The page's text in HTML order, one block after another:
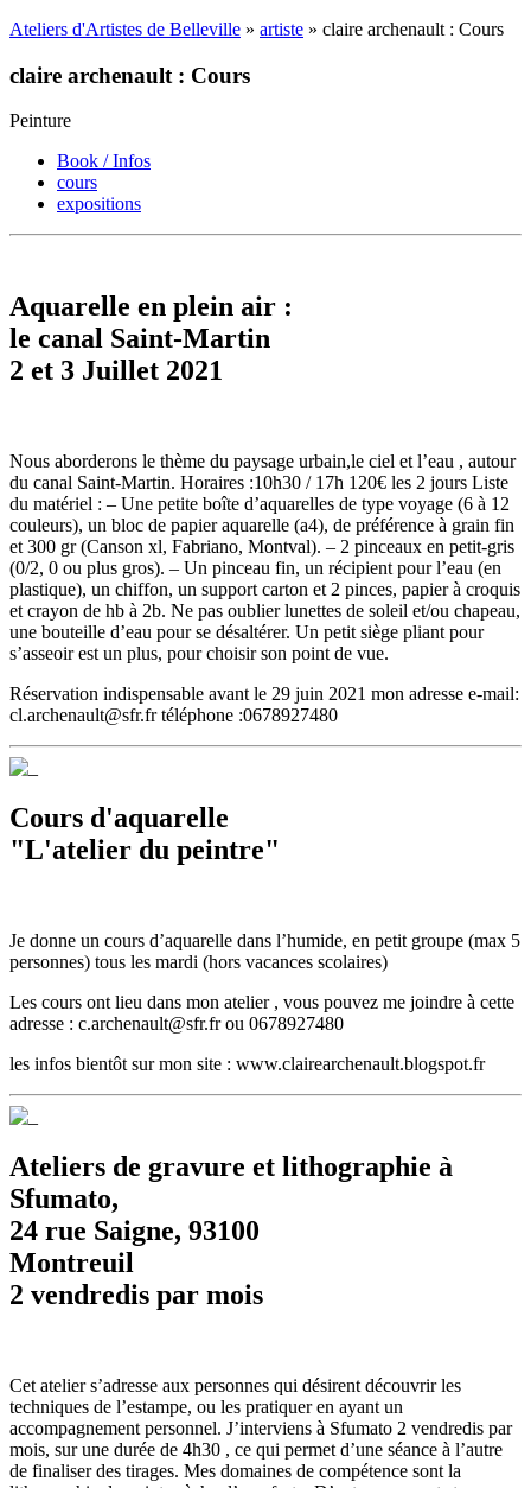
Ateliers d'Artistes de Belleville » artiste » claire archenault : Cours
claire archenault : Cours
Peinture
Book / Infos
cours
expositions
Aquarelle en plein air :
le canal Saint-Martin
2 et 3 Juillet 2021
Nous aborderons le thème du paysage urbain,le ciel et l’eau , autour
du canal Saint-Martin. Horaires :10h30 / 17h 120€ les 2 jours Liste
du matériel : – Une petite boîte d’aquarelles de type voyage (6 à 12
couleurs), un bloc de papier aquarelle (a4), de préférence à grain fin
et 300 gr (Canson xl, Fabriano, Montval). – 2 pinceaux en petit-gris
(0/2, 0 ou plus gros). – Un pinceau fin, un récipient pour l’eau (en
plastique), un chiffon, un support carton et 2 pinces, papier à croquis
et crayon de hb à 2b. Ne pas oublier lunettes de soleil et/ou chapeau,
une bouteille d’eau pour se désaltérer. Un petit siège pliant pour
s’asseoir est un plus, pour choisir son point de vue.
Réservation indispensable avant le 29 juin 2021 mon adresse e-mail:
cl.archenault@sfr.fr téléphone :0678927480
Cours d'aquarelle
"L'atelier du peintre"
Je donne un cours d’aquarelle dans l’humide, en petit groupe (max 5
personnes) tous les mardi (hors vacances scolaires)
Les cours ont lieu dans mon atelier , vous pouvez me joindre à cette
adresse : c.archenault@sfr.fr ou 0678927480
les infos bientôt sur mon site : www.clairearchenault.blogspot.fr
Ateliers de gravure et lithographie à
Sfumato,
24 rue Saigne, 93100
Montreuil
2 vendredis par mois
Cet atelier s’adresse aux personnes qui désirent découvrir les
techniques de l’estampe, ou les pratiquer en ayant un
accompagnement personnel. J’interviens à Sfumato 2 vendredis par
mois, sur une durée de 4h30 , ce qui permet d’une séance à l’autre
de finaliser des tirages. Mes domaines de compétence sont la